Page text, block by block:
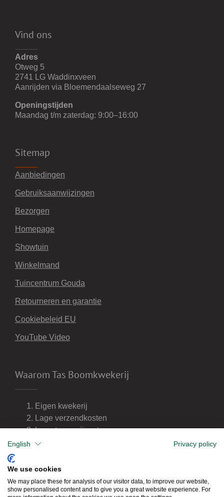
Vind ons
Adres
Otweg 5
2741 LG Waddinxveen
Aanrijden via Bloemendaalseweg 27
Openingstijden
Maandag t/m zaterdag: 9:00–16:00
Sitemap
Aanbiedingen
Gebruiksaanwijzingen
Bezorgen
Homepage
Showtuin
Winkelmand
Tuincentrum Gouda
Retourneren en garantie
Cookiebeleid EU
YouTube Video
Waarom Tas Boomkwekerij
Eigen kwekerij
Lage verzendkosten
Import van wijnvaten
Dealer van DCM meststoffen
English Privacy policy
We use cookies
We may place these for analysis of our visitor data, to improve our website,
show personalised content and to give you a great website experience. For